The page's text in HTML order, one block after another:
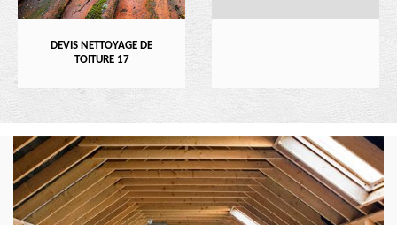
DEVIS NETTOYAGE DE
TOITURE 17